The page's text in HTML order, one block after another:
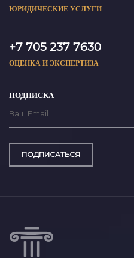
ЮРИДИЧЕСКИЕ УСЛУГИ
+7 705 237 7630
ОЦЕНКА И ЭКСПЕРТИЗА
ПОДПИСКА
ПОДПИСАТЬСЯ